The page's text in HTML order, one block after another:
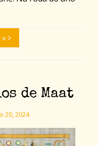
de Maat
20, 2024